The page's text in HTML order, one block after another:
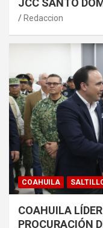
JCC SANTO
Redaccion
COAHUILA
COAHUILA
PROCURACIÓN